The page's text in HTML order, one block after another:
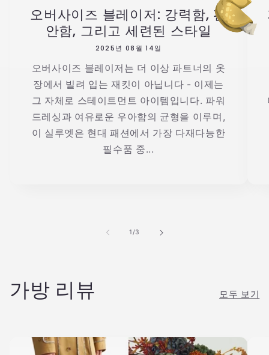
오버사이즈 블레이저: 강력함, 편
안함, 그리고 세련된 스타일
2025년 08월 14일
오버사이즈 블레이저는 더 이상 파트너의 옷
장에서 빌려 입는 재킷이 아닙니다 - 이제는
그 자체로 스테이트먼트 아이템입니다. 파워
드레싱과 여유로운 우아함의 균형을 이루며,
이 실루엣은 현대 패션에서 가장 다재다능한
필수품 중...
1/의
3
가방 리뷰 모두 보기